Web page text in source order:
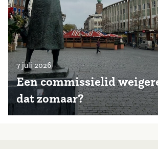
7 juli 2026
Een commissielid
dat zomaar?